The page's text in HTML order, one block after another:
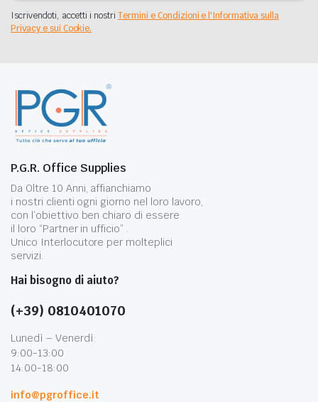
Iscrivendoti, accetti i nostriTermini e Condizioni e l'Informativa sulla
Privacy e sui Cookie.
P.G.R. Office Supplies
Da Oltre 10 Anni, affianchiamo
i nostri clienti ogni giorno nel loro lavoro,
con l’obiettivo ben chiaro di essere
il loro “Partner in ufficio” .
Unico Interlocutore per molteplici
servizi.
Hai bisogno di aiuto?
(+39) 0810401070
Lunedì – Venerdì:
9:00-13:00
14:00-18:00
info@pgroffice.it